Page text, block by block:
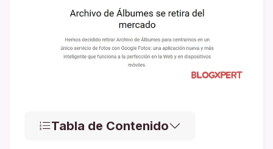
Tabla de Contenido